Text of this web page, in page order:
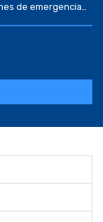
de emergencia